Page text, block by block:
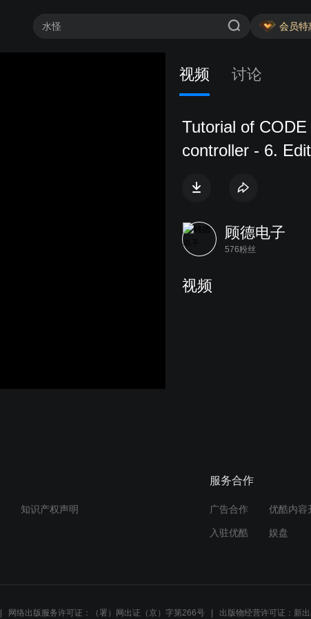
会员特
视频 讨论
Tutorial of
controller - 6.
顾德电子
576粉丝
视频
知识产权声明
服务合作
广告合作 优酷内容
入驻优酷 娱盘
网络出版服务许可证：（署）网出证（京）字第266号 出版物经营许可证：新